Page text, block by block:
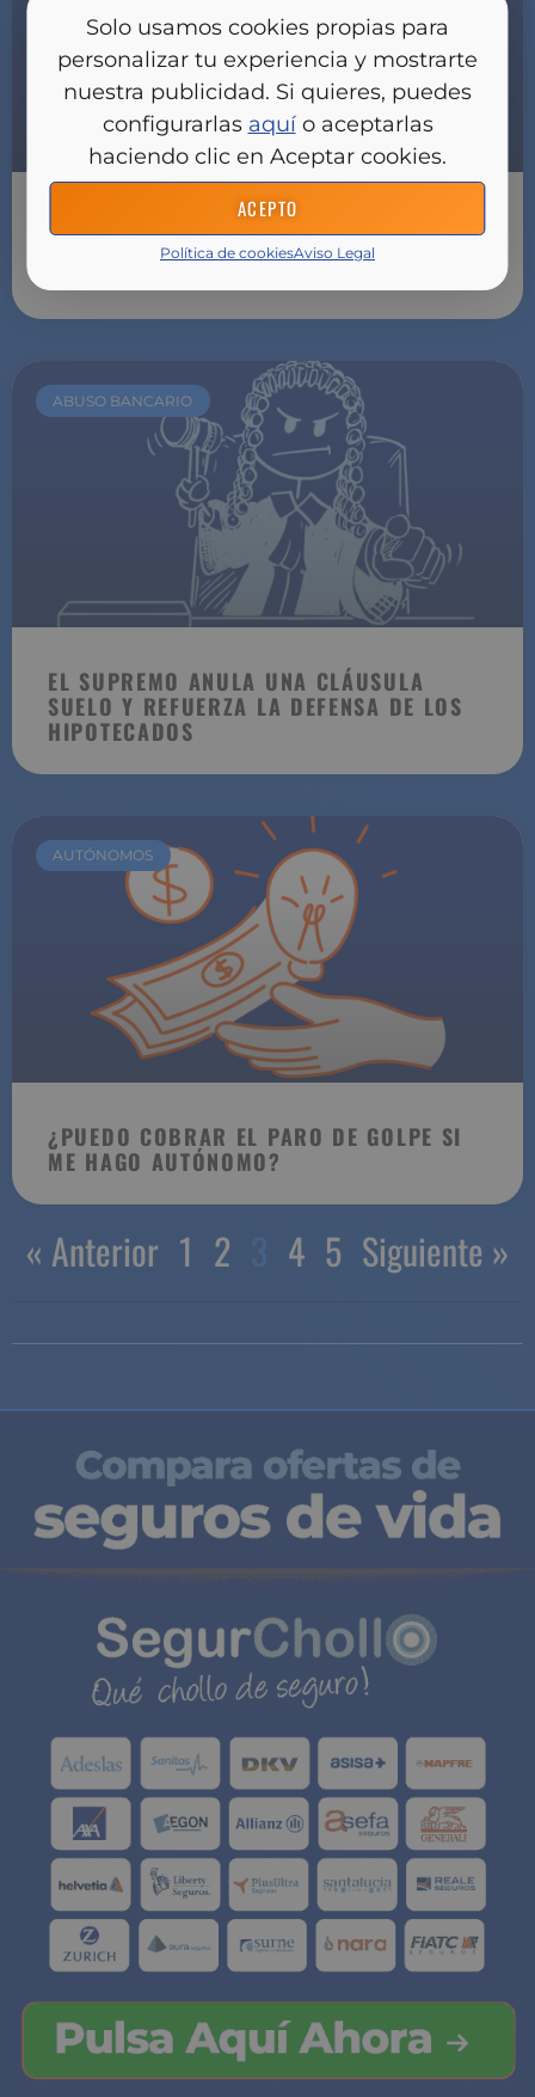
Solo usamos cookies propias para
personalizar tu experiencia y mostrarte
nuestra publicidad. Si quieres, puedes
configurarlas aquío aceptarlas
haciendo clic en Aceptar cookies.
ACEPTO
Política de cookiesAviso Legal
VENTAJAS FISCALES DEL SEGURO DE
VIDA: AHORRO AL HACER LA
ABUSO BANCARIO
EL SUPREMO ANULA UNA CLÁUSULA
SUELO Y REFUERZA LA DEFENSA DE LOS
HIPOTECADOS
AUTÓNOMOS
¿PUEDO COBRAR EL PARO DE GOLPE SI
ME HAGO AUTÓNOMO?
« Anterior 1 2 4 5 Siguiente »